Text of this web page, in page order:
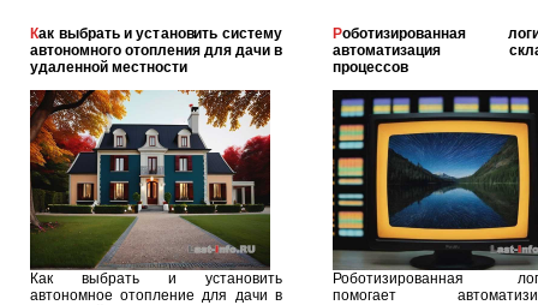
Как выбрать и установить систему
автономного отопления для дачи в
удаленной местности
Как выбрать и установить
автономное отопление для дачи в
Роботизированная логистика:
автоматизация
процессов
Роботизированная
помогает